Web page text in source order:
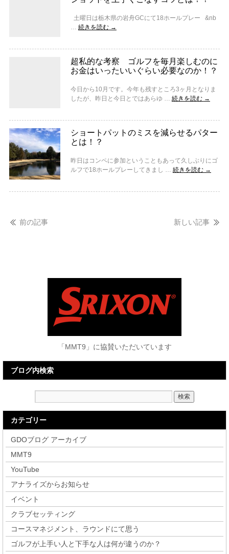
土曜日は栃木県の岩舟GCにて18ホールプレー &nb
… 続きを読む →
超私的な考察 ゴルフを毎月楽しむのに
お金はいったいいぐらい必要なのか！？
今日から10月です。今年も残すところ3ヶ月となりま
したが、昨日と今日とではあらゆ … 続きを読む →
ショートパットのミスを減らせるパター
とは！？
昨日はコンペに参加ということもあって久しぶりにゴ
ルフで18ホールプレーしてきまし … 続きを読む →
前の記事 新しい記事
「MMT9」に協賛いただいています
ブログ内検索
カテゴリー
GDOブログ アーカイブ
MMT9
YouTube
アナライズからお知らせ
イベント
クラブセッティング
コースマネジメント、ラウンドにて思う
ゴルフが上手い人と下手な人は何が違うのか？